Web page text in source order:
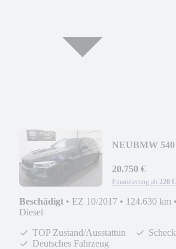
NEUBMW
20.750 €
Finanzierung ab 220 €
Beschädigt • EZ 10/2017 • 124.630 km •
Diesel
TOP Zustand/Ausstattun
Deutsches Fahrzeug